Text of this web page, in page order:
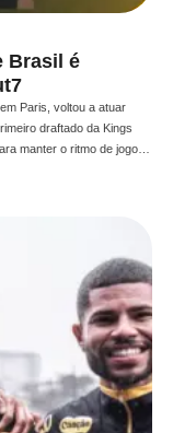
Brasil é
Paris, voltou a atuar
draftado da Kings
manter o ritmo de jogo
FURIA FC, se juntou ao